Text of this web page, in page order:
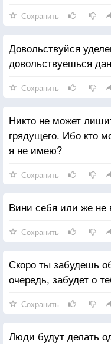
Сохранить
Довольствуйся
довольствуешься
Сохранить
Никто не может
грядущего. Ибо кто
я не имею?
Сохранить
Вини себя или же не
Сохранить
Скоро ты забудешь
очередь, забудет о
Сохранить
Люди будут делать